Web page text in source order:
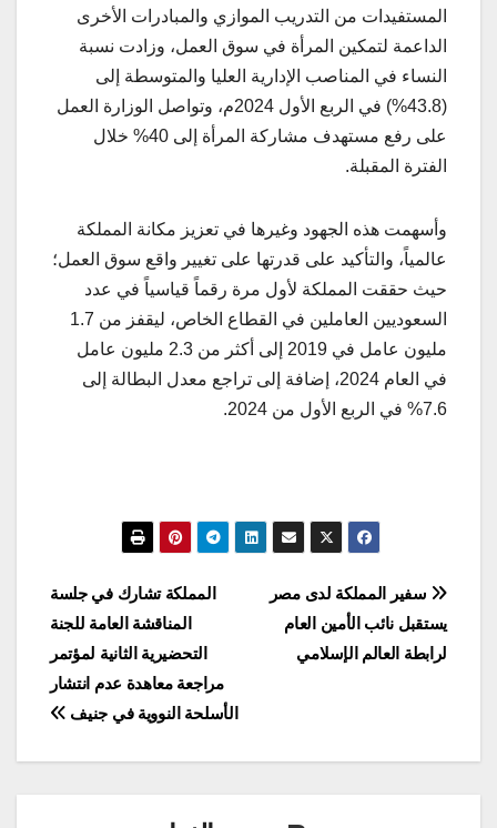
المستفيدات من التدريب الموازي والمبادرات الأخرى
الداعمة لتمكين المرأة في سوق العمل، وزادت نسبة
النساء في المناصب الإدارية العليا والمتوسطة إلى
(43.8%) في الربع الأول 2024م، وتواصل الوزارة العمل
على رفع مستهدف مشاركة المرأة إلى 40% خلال
الفترة المقبلة.
وأسهمت هذه الجهود وغيرها في تعزيز مكانة المملكة
عالمياً، والتأكيد على قدرتها على تغيير واقع سوق العمل؛
حيث حققت المملكة لأول مرة رقماً قياسياً في عدد
السعوديين العاملين في القطاع الخاص، ليقفز من 1.7
مليون عامل في 2019 إلى أكثر من 2.3 مليون عامل
في العام 2024، إضافة إلى تراجع معدل البطالة إلى
7.6% في الربع الأول من 2024.
تصفّح
المقالات
المملكة تشارك في جلسة
‎المناقشة العامة للجنة
التحضيرية الثانية لمؤتمر
مراجعة معاهدة عدم انتشار
الأسلحة النووية في جنيف
سفير المملكة لدى مصر
يستقبل نائب الأمين العام
لرابطة العالم الإسلامي